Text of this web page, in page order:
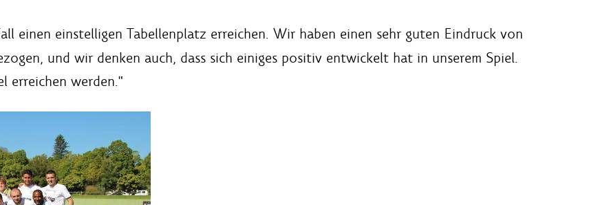
einen einstelligen Tabellenplatz erreichen. Wir haben einen sehr guten Eindruck von
und wir denken auch, dass sich einiges positiv entwickelt hat in unserem Spiel.
erreichen werden."